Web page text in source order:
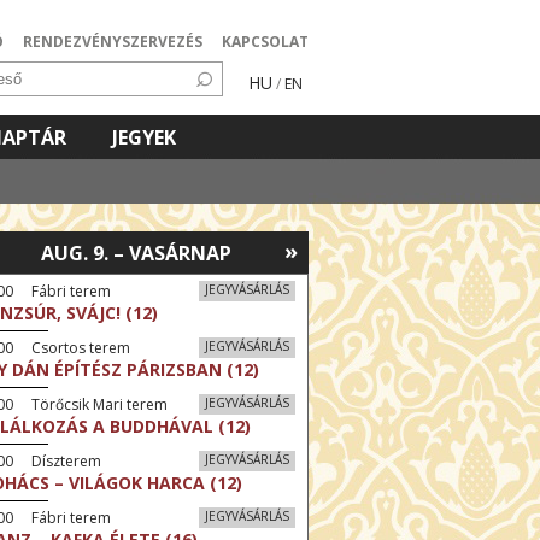
RENDEZVÉNYSZERVEZÉS KAPCSOLAT
HU / EN
JEGYEK
»
AUG. 9. – VASÁRNAP
JEGYVÁSÁRLÁS
Fábri terem
SVÁJC! (12)
JEGYVÁSÁRLÁS
Csortos terem
DÁN ÉPÍTÉSZ PÁRIZSBAN (12)
JEGYVÁSÁRLÁS
Törőcsik Mari terem
A BUDDHÁVAL (12)
JEGYVÁSÁRLÁS
Díszterem
– VILÁGOK HARCA (12)
JEGYVÁSÁRLÁS
Fábri terem